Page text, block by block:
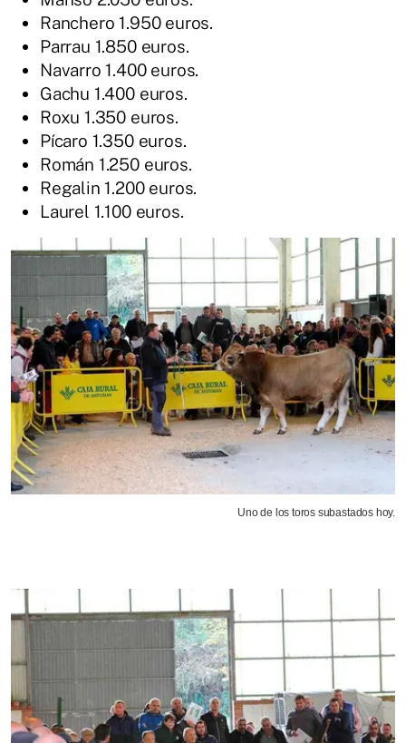
Ranchero 1.950 euros.
Parrau 1.850 euros.
Navarro 1.400 euros.
Gachu 1.400 euros.
Roxu 1.350 euros.
Pícaro 1.350 euros.
Román 1.250 euros.
Regalin 1.200 euros.
Laurel 1.100 euros.
Uno de los toros subastados hoy.